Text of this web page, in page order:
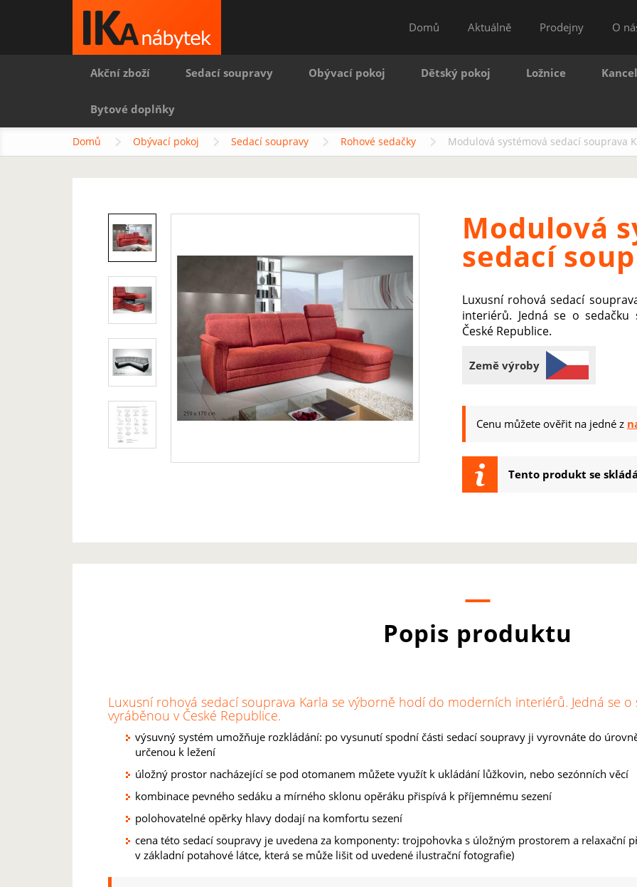
Domů Aktuálně Prodejny O
Akční zboží Sedací soupravy Obývací pokoj Dětský pokoj Ložnice
Bytové doplňky
Domů Obývací pokoj Sedací soupravy Rohové sedačky Modulová systémová sedací souprava
Modulová
sedací
Luxusní rohová sedací
interiérů. Jedná se o sedačku
České Republice.
Země výroby
Cenu můžete ověřit na jedné z
Tento produkt se
Popis produktu
Luxusní rohová sedací souprava Karla se výborně hodí do moderních interiérů. Jedná se
vyráběnou v České Republice.
výsuvný systém umožňuje rozkládání: po vysunutí spodní části sedací soupravy ji vyrovnáte do
určenou k ležení
úložný prostor nacházející se pod otomanem můžete využít k ukládání lůžkovin, nebo sezónních věcí
kombinace pevného sedáku a mírného sklonu opěráku přispívá k příjemnému sezení
polohovatelné opěrky hlavy dodají na komfortu sezení
cena této sedací soupravy je uvedena za komponenty: trojpohovka s úložným prostorem a relaxační
v základní potahové látce, která se může lišit od uvedené ilustrační fotografie)